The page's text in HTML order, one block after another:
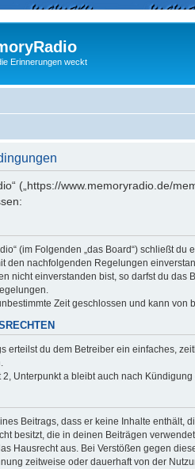
Erinnerungen weckt
(„https://www.memoryradio.de/
(im Folgenden „das Board“) schließt
den nachfolgenden Regelungen
nicht einverstanden bist, so darfst du
Zeit geschlossen und kann
erteilst du dem Betreiber ein einfaches,
Unterpunkt a bleibt auch nach
Beitrags, dass er keine Inhalte
besitzt, die in deinen Beiträgen
Hausrecht aus. Bei Verstößen gegen
zeitweise oder dauerhaft von der